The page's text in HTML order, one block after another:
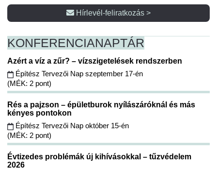
Hírlevél-feliratkozás >
KONFERENCIANAPTÁR
Azért a víz a zűr? – vízszigetelések rendszerben
Építész Tervezői Nap szeptember 17-én
(MÉK: 2 pont)
Rés a pajzson – épületburok nyílászáróknál és más
kényes pontokon
Építész Tervezői Nap október 15-én
(MÉK: 2 pont)
Évtizedes problémák új kihívásokkal – tűzvédelem
2026